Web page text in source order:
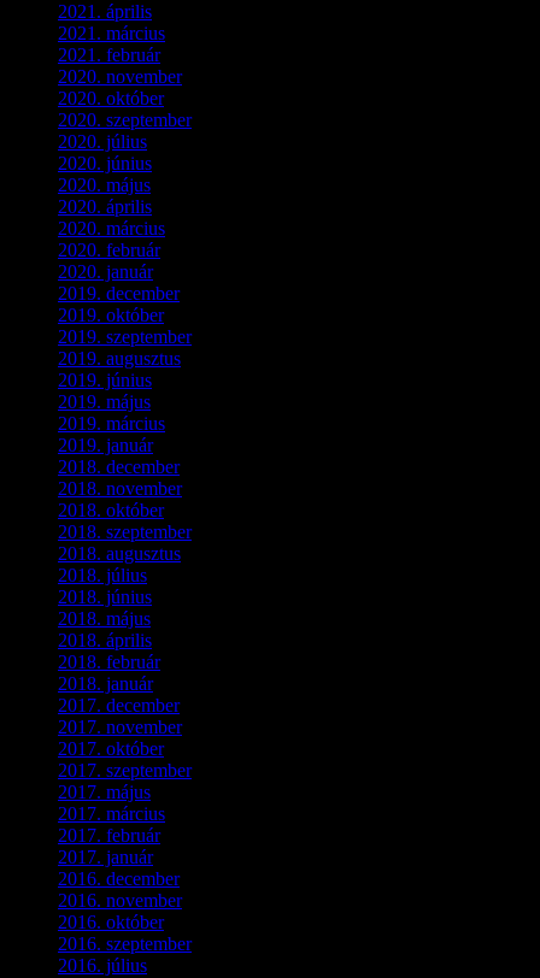
2021. április
2021. március
2021. február(4)
2020. november(4)
2020. október(4)
2020. szeptember(1)
2020. július
2020. június
2020. május
2020. április
2020. március
2020. február(6)
2020. január(1)
2019. december(4)
2019. október(3)
2019. szeptember(2)
2019. augusztus
2019. június
2019. május
2019. március
2019. január(1)
2018. december(3)
2018. november(1)
2018. október(1)
2018. szeptember(1)
2018. augusztus
2018. július
2018. június
2018. május
2018. április
2018. február(2)
2018. január(2)
2017. december(4)
2017. november(3)
2017. október(4)
2017. szeptember(1)
2017. május
2017. március
2017. február(1)
2017. január(2)
2016. december(1)
2016. november(1)
2016. október(6)
2016. szeptember(5)
2016. július